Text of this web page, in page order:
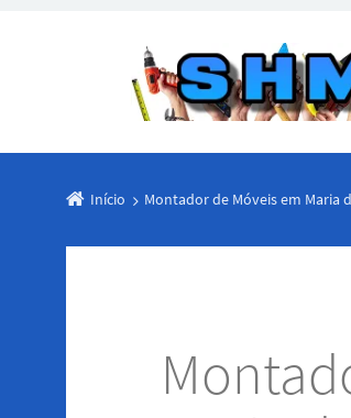
Início Montador de Móveis em Maria